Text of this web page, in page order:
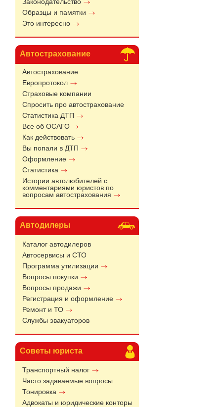
Образцы и памятки
Это интересно
Автострахование
Автострахование
Европротокол
Страховые компании
Спросить про автострахование
Статистика ДТП
Все об ОСАГО
Как действовать
Вы попали в ДТП
Оформление
Статистика
Истории автолюбителей с
комментариями юристов по
вопросам автострахования
Автодилеры
Каталог автодилеров
Автосервисы и СТО
Программа утилизации
Вопросы покупки
Вопросы продажи
Регистрация и оформление
Ремонт и ТО
Службы эвакуаторов
Советы юриста
Транспортный налог
Часто задаваемые вопросы
Тонировка
Адвокаты и юридические конторы